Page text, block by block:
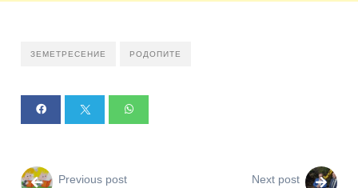
ЗЕМЕТРЕСЕНИЕ РОДОПИТЕ
Previous post Next post